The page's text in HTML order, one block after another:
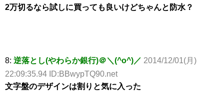
2万切るなら試しに買っても良いけどちゃんと防水？
8: 逆落とし(やわらか銀行)＠＼(^o^)／ 2014/12/01(月)
22:09:35.94 ID:BBwypTQ90.net
文字盤のデザインは割りと気に入った